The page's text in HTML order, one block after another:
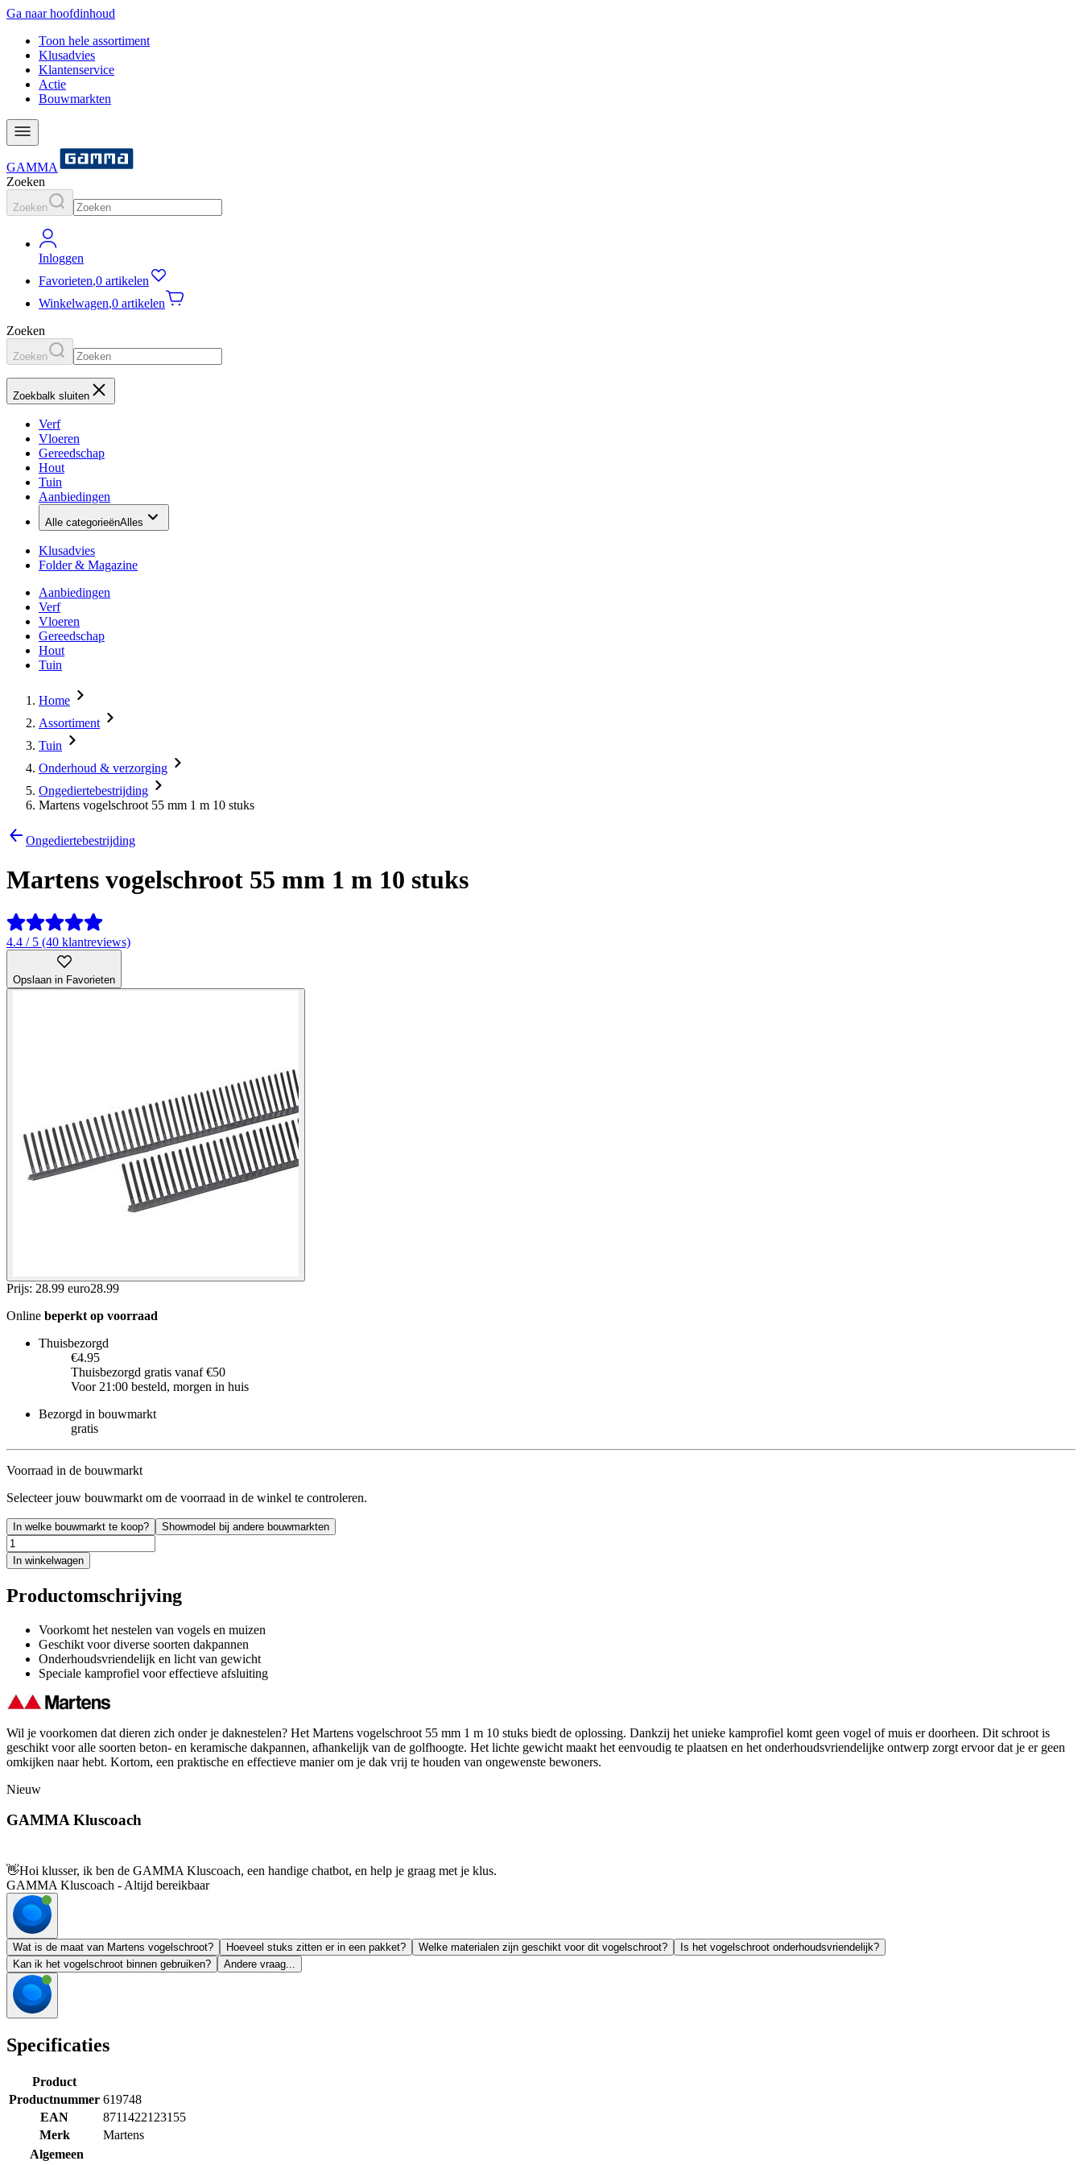
Ga naar hoofdinhoud
Toon hele assortiment
Klusadvies
Klantenservice
Actie
Bouwmarkten
GAMMA
Zoeken
Zoeken
Inloggen
Favorieten,0 artikelen
Winkelwagen,0 artikelen
Zoeken
Zoeken
Zoekbalk sluiten
Verf
Vloeren
Gereedschap
Hout
Tuin
Aanbiedingen
Alle categorieënAlles
Klusadvies
Folder & Magazine
Aanbiedingen
Verf
Vloeren
Gereedschap
Hout
Tuin
Home
Assortiment
Tuin
Onderhoud & verzorging
Ongediertebestrijding
Martens vogelschroot 55 mm 1 m 10 stuks
Ongediertebestrijding
Martens vogelschroot 55 mm 1 m 10 stuks
4.4 / 5 (40 klantreviews)
Opslaan in Favorieten
Prijs: 28.99 euro28.99
Online beperkt op voorraad
Thuisbezorgd
€4.95
Thuisbezorgd gratis vanaf €50
Voor 21:00 besteld, morgen in huis
Bezorgd in bouwmarkt
gratis
Voorraad in de bouwmarkt
Selecteer jouw bouwmarkt om de voorraad in de winkel te controleren.
In welke bouwmarkt te koop? Showmodel bij andere bouwmarkten
In winkelwagen
Productomschrijving
Voorkomt het nestelen van vogels en muizen
Geschikt voor diverse soorten dakpannen
Onderhoudsvriendelijk en licht van gewicht
Speciale kamprofiel voor effectieve afsluiting
Wil je voorkomen dat dieren zich onder je daknestelen? Het Martens vogelschroot 55 mm 1 m 10 stuks biedt de oplossing. Dankzij het unieke kamprofiel komt geen vogel of muis er doorheen. Dit schroot is
geschikt voor alle soorten beton- en keramische dakpannen, afhankelijk van de golfhoogte. Het lichte gewicht maakt het eenvoudig te plaatsen en het onderhoudsvriendelijke ontwerp zorgt ervoor dat je er geen
omkijken naar hebt. Kortom, een praktische en effectieve manier om je dak vrij te houden van ongewenste bewoners.
Nieuw
GAMMA Kluscoach
👋Hoi klusser, ik ben de GAMMA Kluscoach, een handige chatbot, en help je graag met je klus.
GAMMA Kluscoach - Altijd bereikbaar
Wat is de maat van Martens vogelschroot? Hoeveel stuks zitten er in een pakket? Welke materialen zijn geschikt voor dit vogelschroot?
Is het vogelschroot onderhoudsvriendelijk?
Kan ik het vogelschroot binnen gebruiken?
Andere vraag...
Specificaties
Product
Productnummer 619748
EAN
8711422123155
Merk
Martens
Algemeen